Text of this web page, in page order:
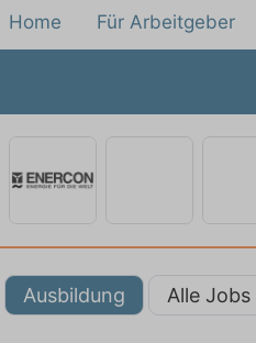
Home Für Arbeitgeber
Ausbildung Alle Jobs